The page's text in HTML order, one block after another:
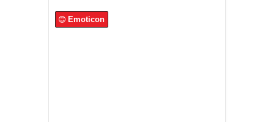
Emoticon